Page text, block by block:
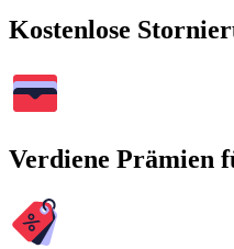
Kostenlose
Verdiene Prämien